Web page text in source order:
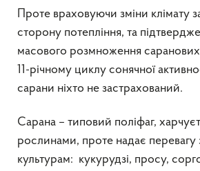
Проте враховуючи зміни клімату
сторону потепління, та
масового розмноження саранових,
11-річному циклу сонячної
сарани ніхто не застрахований.
Сарана – типовий поліфаг,
рослинами, проте надає перевагу
культурам: кукурудзі, просу,